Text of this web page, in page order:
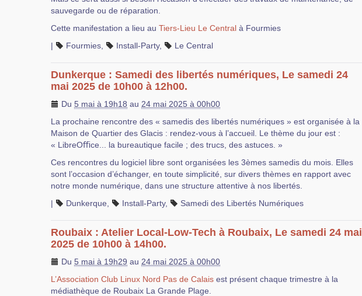
sauvegarde ou de réparation.
Cette manifestation a lieu au Tiers-Lieu Le Central à Fourmies
|
Fourmies Install-Party, Le Central
Dunkerque : Samedi des libertés numériques, Le samedi 24
mai 2025 de 10h00 à 12h00.
Du 5 mai à 19h18 au 24 mai 2025 à 00h00
La prochaine rencontre des « samedis des libertés numériques » est organisée à la
Maison de Quartier des Glacis : rendez-vous à l’accueil. Le thème du jour est :
« LibreOﬃce... la bureautique facile ; des trucs, des astuces. »
Ces rencontres du logiciel libre sont organisées les 3èmes samedis du mois. Elles
sont l’occasion d’échanger, en toute simplicité, sur divers thèmes en rapport avec
notre monde numérique, dans une structure attentive à nos libertés.
|
Dunkerque Install-Party, Samedi des Libertés Numériques
Roubaix : Atelier Local-Low-Tech à Roubaix, Le samedi 24 mai
2025 de 10h00 à 14h00.
Du 5 mai à 19h29 au 24 mai 2025 à 00h00
L’Association Club Linux Nord Pas de Calais est présent chaque trimestre à la
médiathèque de Roubaix La Grande Plage.